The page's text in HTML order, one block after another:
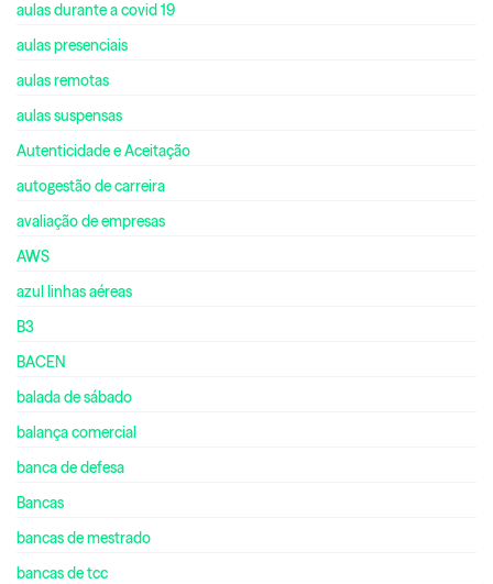
aulas durante a covid 19
aulas presenciais
aulas remotas
aulas suspensas
Autenticidade e Aceitação
autogestão de carreira
avaliação de empresas
AWS
azul linhas aéreas
B3
BACEN
balada de sábado
balança comercial
banca de defesa
Bancas
bancas de mestrado
bancas de tcc